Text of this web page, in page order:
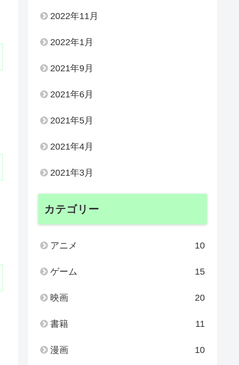
2022年11月
2022年1月
2021年9月
2021年6月
2021年5月
2021年4月
2021年3月
カテゴリー
アニメ 10
ゲーム 15
映画 20
書籍 11
漫画 10